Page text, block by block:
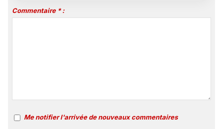
Commentaire * :
Me notifier l'arrivée de nouveaux commentaires